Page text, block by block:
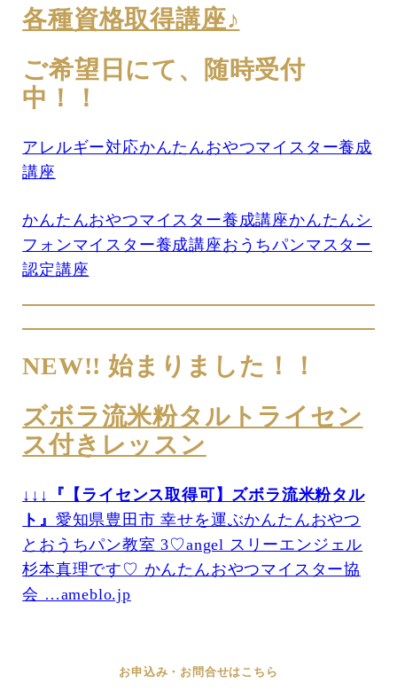
各種資格取得講座♪
ご希望日にて、随時受付
中！！
アレルギー対応かんたんおやつマイスター養成
講座
かんたんおやつマイスター養成講座かんたんシ
フォンマイスター養成講座おうちパンマスター
認定講座
NEW!! 始まりました！！
ズボラ流米粉タルトライセン
ス付きレッスン
↓↓↓
『【ライセンス取得可】ズボラ流米粉タル
ト』 愛知県豊田市 幸せを運ぶかんたんおやつ
とおうちパン教室 3♡angel スリーエンジェル
杉本真理です♡ かんたんおやつマイスター協
会 …ameblo.jp
お申込み・お問合せはこちら